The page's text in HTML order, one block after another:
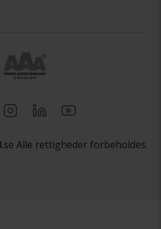
Alle rettigheder forbeholdes.